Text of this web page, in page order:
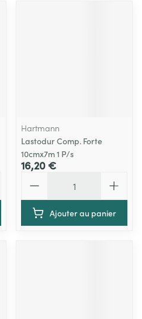
Hartmann
Lastodur Comp. Forte
10cmx7m 1 P/s
16,20 €
Ajouter au panier